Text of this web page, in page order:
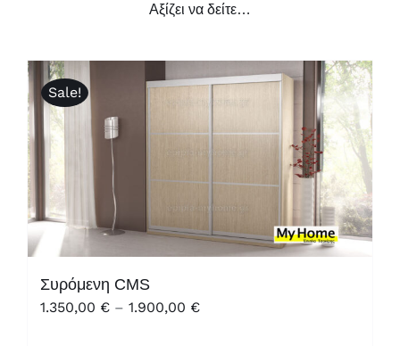
Αξίζει να δείτε…
Sale!
Συρόμενη CMS
1.350,00 € – 1.900,00 €Price